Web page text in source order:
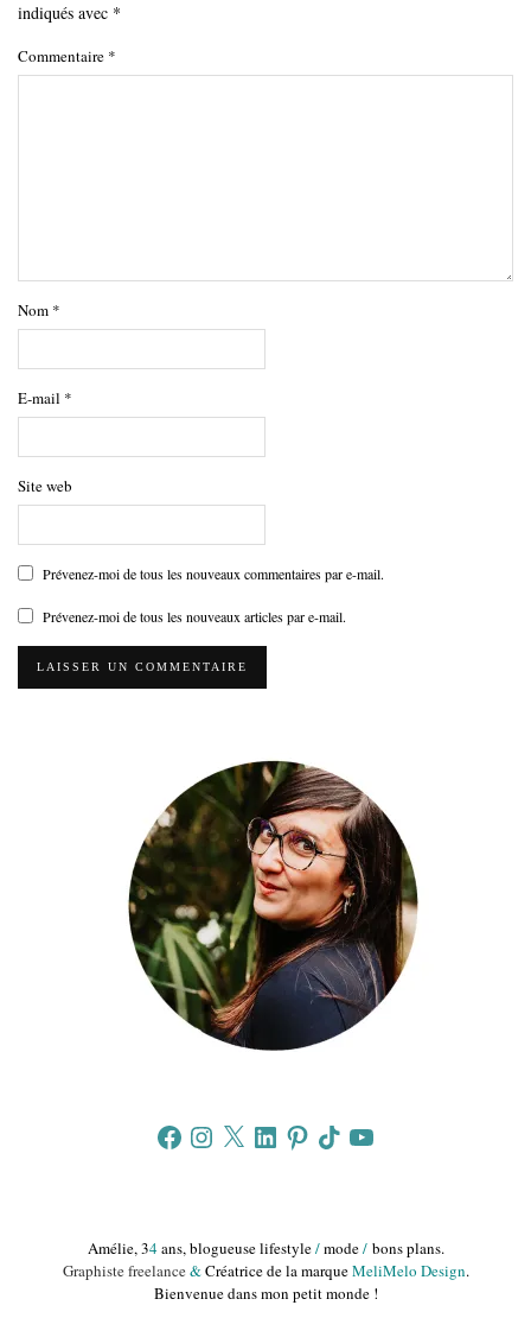
indiqués avec *
Commentaire *
Nom *
E-mail *
Site web
Prévenez-moi de tous les nouveaux commentaires par e-mail.
Prévenez-moi de tous les nouveaux articles par e-mail.
FacebookInstagram
X LinkedInPinterestTikTokYouTube
Amélie, 34ans, blogueuse lifestyle/mode/bons plans.
Graphiste freelance&Créatrice de la marqueMeliMelo Design.
Bienvenue dans mon petit monde !